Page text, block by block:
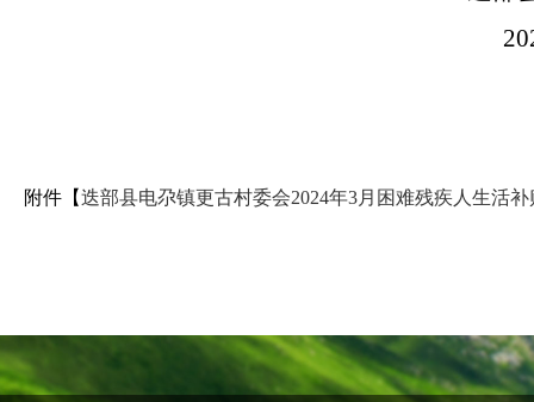
2024年3月
附件【迭部县电尕镇更古村委会2024年3月困难残疾人生活